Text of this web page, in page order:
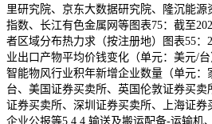
里研究院、京东大数据研究院、隆沉能
指数、长江有色金属网等图表75：截至
者区域分布热力求（按注册地）图表55：
业出口产物平均价钱变化（单元：美元/台
智能物风行业积年新增企业数量（单元
台、美国证券买卖所、英国伦敦证券买卖
证券买卖所、深圳证券买卖所、上海证
企业公报等5.4.4 输送及搬运配备-运输机